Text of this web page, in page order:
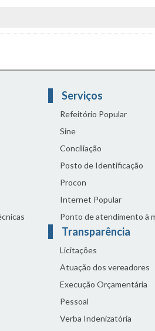
Serviços
Refeitório Popular
Sine
Conciliação
Posto de Identificação
Procon
Internet Popular
Ponto de atendimento à
Transparência
Licitações
Atuação dos vereadores
Execução Orçamentária
Pessoal
Verba Indenizatória